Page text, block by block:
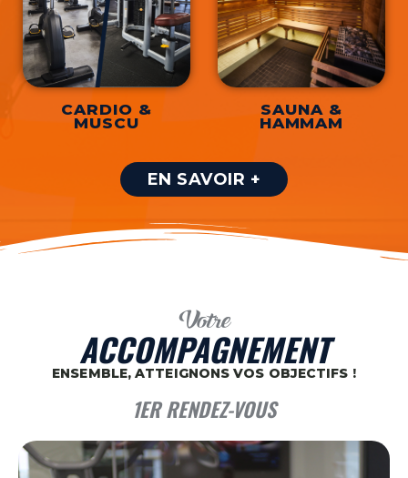
CARDIO &
MUSCU
SAUNA &
HAMMAM
EN SAVOIR +
Votre
ACCOMPAGNEMENT
ENSEMBLE, ATTEIGNONS VOS OBJECTIFS !
1ER RENDEZ-VOUS